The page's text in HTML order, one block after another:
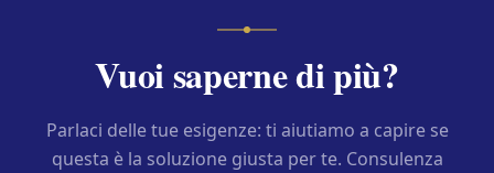
Vuoi saperne di più?
Parlaci delle tue esigenze: ti aiutiamo a capire se
questa è la soluzione giusta per te. Consulenza